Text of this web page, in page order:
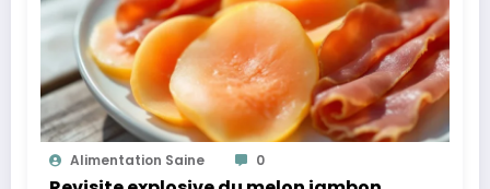
Alimentation Saine 0